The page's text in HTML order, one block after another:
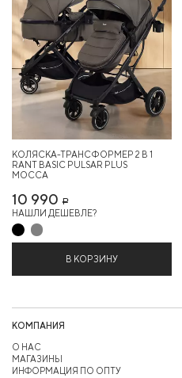
КОЛЯСКА-ТРАНСФОРМЕР 2 В 1
RANT BASIC PULSAR PLUS
MOCCA
10 990 Р
НАШЛИ ДЕШЕВЛЕ?
В КОРЗИНУ
КОМПАНИЯ
О НАС
МАГАЗИНЫ
ИНФОРМАЦИЯ ПО ОПТУ